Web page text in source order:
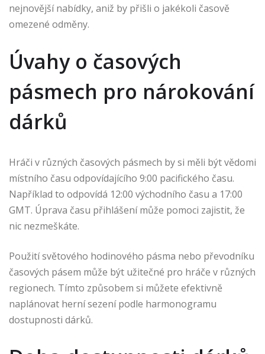
nejnovější nabídky, aniž by přišli o jakékoli časově
omezené odměny.
Úvahy o časových
pásmech pro nárokování
dárků
Hráči v různých časových pásmech by si měli být vědomi
místního času odpovídajícího 9:00 pacifického času.
Například to odpovídá 12:00 východního času a 17:00
GMT. Úprava času přihlášení může pomoci zajistit, že
nic nezmeškáte.
Použití světového hodinového pásma nebo převodníku
časových pásem může být užitečné pro hráče v různých
regionech. Tímto způsobem si můžete efektivně
naplánovat herní sezení podle harmonogramu
dostupnosti dárků.